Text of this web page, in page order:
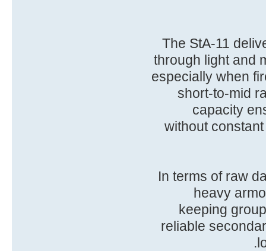
The StA-11
through light and
especially when
short-to-mid
capacity
without
In terms of raw
heavy
keeping
reliable